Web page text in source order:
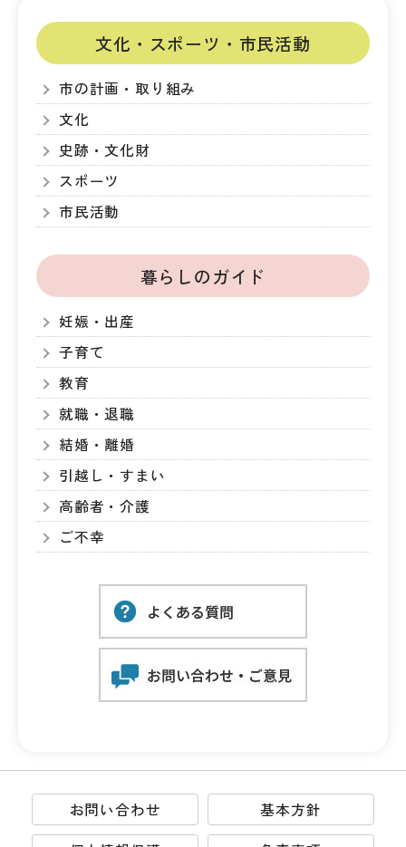
文化・スポーツ・市民活動
市の計画・取り組み
文化
史跡・文化財
スポーツ
市民活動
暮らしのガイド
妊娠・出産
子育て
教育
就職・退職
結婚・離婚
引越し・すまい
高齢者・介護
ご不幸
お問い合わせ
基本方針